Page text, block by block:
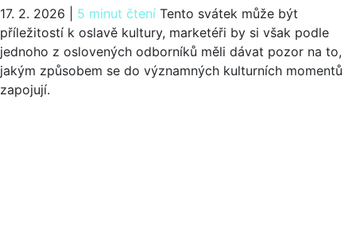
17. 2. 2026 5 minut čtení Tento svátek může být
příležitostí k oslavě kultury, marketéři by si však podle
jednoho z oslovených odborníků měli dávat pozor na to,
jakým způsobem se do významných kulturních momentů
zapojují.